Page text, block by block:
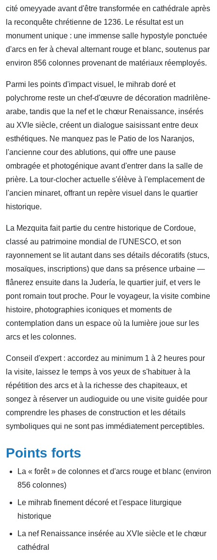
cité omeyyade avant d'être transformée en cathédrale après
la reconquête chrétienne de 1236. Le résultat est un
monument unique : une immense salle hypostyle ponctuée
d'arcs en fer à cheval alternant rouge et blanc, soutenus par
environ 856 colonnes provenant de matériaux réemployés.
Parmi les points d'impact visuel, le mihrab doré et
polychrome reste un chef-d'œuvre de décoration madrilène-
arabe, tandis que la nef et le chœur Renaissance, insérés
au XVIe siècle, créent un dialogue saisissant entre deux
esthétiques. Ne manquez pas le Patio de los Naranjos,
l'ancienne cour des ablutions, qui offre une pause
ombragée et photogénique avant d'entrer dans la salle de
prière. La tour-clocher actuelle s'élève à l'emplacement de
l'ancien minaret, offrant un repère visuel dans le quartier
historique.
La Mezquita fait partie du centre historique de Cordoue,
classé au patrimoine mondial de l'UNESCO, et son
rayonnement se lit autant dans ses détails décoratifs (stucs,
mosaïques, inscriptions) que dans sa présence urbaine —
flânerez ensuite dans la Judería, le quartier juif, et vers le
pont romain tout proche. Pour le voyageur, la visite combine
histoire, photographies iconiques et moments de
contemplation dans un espace où la lumière joue sur les
arcs et les colonnes.
Conseil d'expert : accordez au minimum 1 à 2 heures pour
la visite, laissez le temps à vos yeux de s'habituer à la
répétition des arcs et à la richesse des chapiteaux, et
songez à réserver un audioguide ou une visite guidée pour
comprendre les phases de construction et les détails
symboliques qui ne sont pas immédiatement perceptibles.
Points forts
La « forêt » de colonnes et d'arcs rouge et blanc (environ
856 colonnes)
Le mihrab finement décoré et l'espace liturgique
historique
La nef Renaissance insérée au XVIe siècle et le chœur
cathédral